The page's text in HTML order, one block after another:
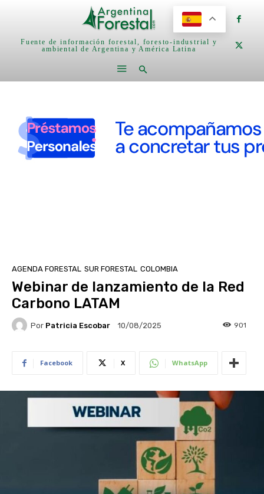
Fuente de información forestal, foresto-industrial y
ambiental de Argentina y América Latina
AGENDA FORESTAL SUR FORESTAL COLOMBIA
Webinar de lanzamiento de la Red
Carbono LATAM
Por Patricia Escobar 10/08/2025 901
Facebook X WhatsApp